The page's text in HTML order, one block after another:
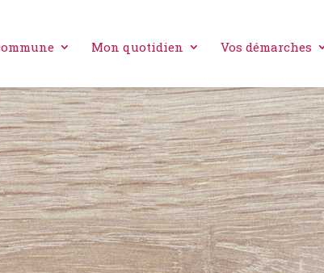
Mon quotidien Vos démarches